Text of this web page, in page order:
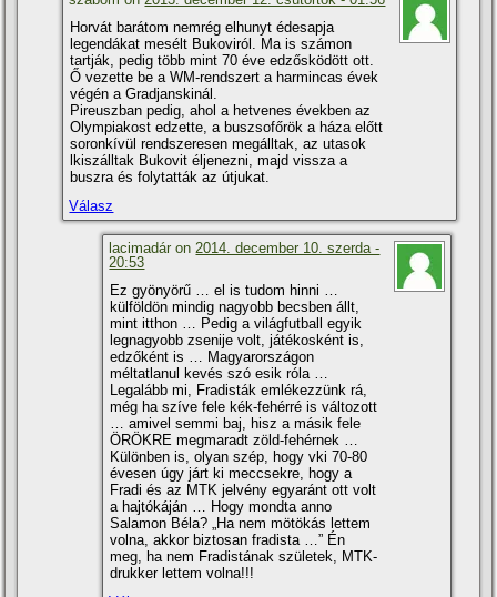
Horvát barátom nemrég elhunyt édesapja
legendákat mesélt Bukoviról. Ma is számon
tartják, pedig több mint 70 éve edzősködött ott.
Ő vezette be a WM-rendszert a harmincas évek
végén a Gradjanskinál.
Pireuszban pedig, ahol a hetvenes években az
Olympiakost edzette, a buszsofőrök a háza előtt
soronkí­vül rendszeresen megálltak, az utasok
lkiszálltak Bukovit éljenezni, majd vissza a
buszra és folytatták az útjukat.
Válasz
lacimadár on 2014. december 10. szerda -
20:53
Ez gyönyörű … el is tudom hinni …
külföldön mindig nagyobb becsben állt,
mint itthon … Pedig a világfutball egyik
legnagyobb zsenije volt, játékosként is,
edzőként is … Magyarországon
méltatlanul kevés szó esik róla …
Legalább mi, Fradisták emlékezzünk rá,
még ha szí­ve fele kék-fehérré is változott
… amivel semmi baj, hisz a másik fele
ÖRÖKRE megmaradt zöld-fehérnek …
Különben is, olyan szép, hogy vki 70-80
évesen úgy járt ki meccsekre, hogy a
Fradi és az MTK jelvény egyaránt ott volt
a hajtókáján … Hogy mondta anno
Salamon Béla? „Ha nem mötökás lettem
volna, akkor biztosan fradista …” Én
meg, ha nem Fradistának születek, MTK-
drukker lettem volna!!!